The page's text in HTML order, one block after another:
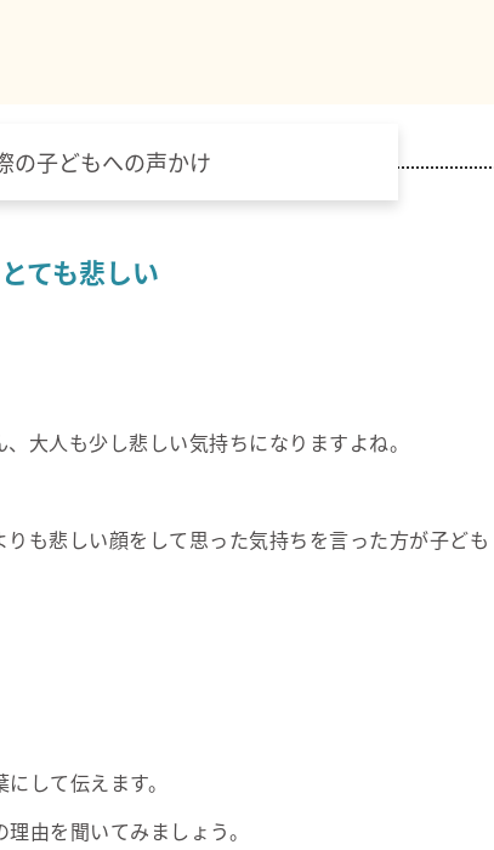
の子どもへの声かけ
ても悲しい
大人も少し悲しい気持ちになりますよね。
も悲しい顔をして思った気持ちを言った方が子ども
して伝えます。
理由を聞いてみましょう。